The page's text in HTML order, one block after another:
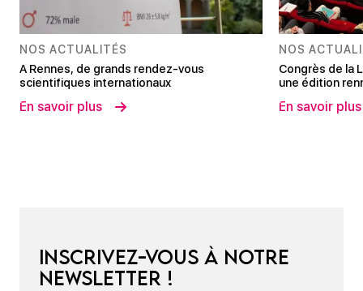
NOS ACTUALITÉS
A Rennes, de grands rendez-vous
scientifiques internationaux
En savoir plus
NOS
Congrès de la
une édition
En savoir plus
Inscrivez-vous à notre
newsletter !